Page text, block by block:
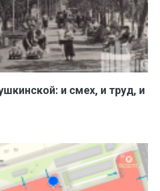
и смех, и труд, и